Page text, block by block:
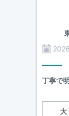
丁寧で